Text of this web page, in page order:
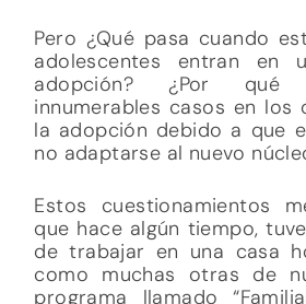
Pero ¿Qué pasa cuando
adolescentes entran en
adopción? ¿Por qué
innumerables casos en los
la adopción debido a que
no adaptarse al nuevo
Estos cuestionamientos
que hace algún tiempo,
de trabajar en una casa
como muchas otras de
programa llamado